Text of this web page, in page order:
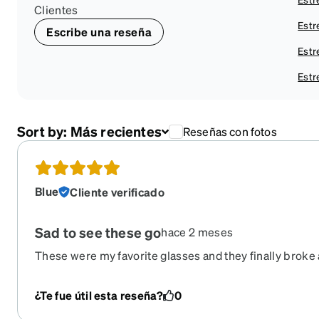
Clientes
Escribe una reseña
Sort by: Más recientes Reseñas con fotos
Blue Cliente verificado
Sad to see these gohace 2 meses
These were my favorite glasses and they finally broke
blue was just amazing. I have them in red too as
¿Te fue útil esta reseña? 0